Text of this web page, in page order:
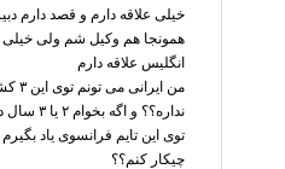
خیلی علاقه دارم و قصد دارم
همونجا هم وکیل شم ولی خیلی
انگلیس علاقه دارم
من
نداره؟؟ و
توی این تایم فرانسوی یاد
چیکار کنم؟؟